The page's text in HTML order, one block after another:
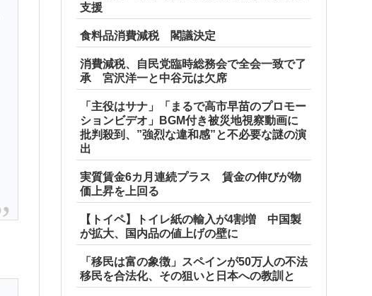
支援
食料品消費減税 閣議決定
消費減税、自民党臨時総務会で全会一致で了
承 宮沢洋一と中谷元は欠席
「主役はサナ」「まるで高市早苗のプロモー
ションビデオ」BGM付き被災地視察動画に
批判殺到、”強烈な違和感”と不必要な謎の演
出
実質賃金6カ月連続プラス 賃金の伸びが物
価上昇を上回る
【トイペ】トイレ紙の輸入が4割増 中国製
が拡大、国内品の値上げの壁に
「移民は富の象徴」スペインが50万人の不法
移民を合法化、その狙いと日本への教訓と